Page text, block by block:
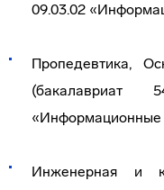
09.03.02
Пропедевтика,
(бакалавриат
«Информационные
Инженерная и